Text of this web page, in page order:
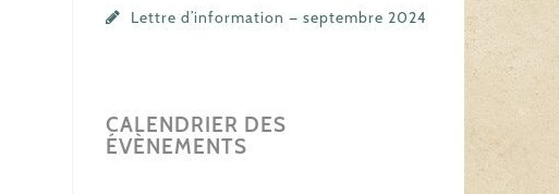
Lettre d’information — septembre 2024
CALENDRIER DES
ÉVÈNEMENTS